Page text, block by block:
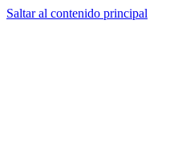
Saltar al contenido principal